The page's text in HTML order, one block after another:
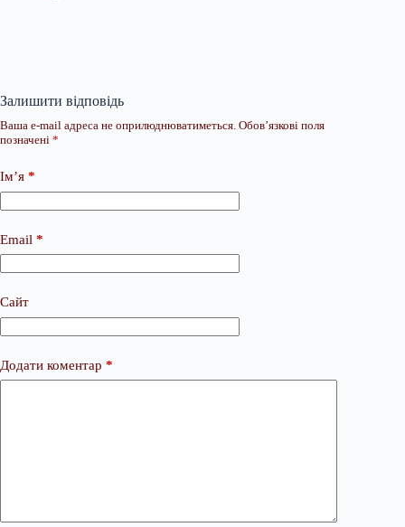
Залишити відповідь
Ваша e-mail адреса не оприлюднюватиметься. Обов’язкові поля
позначені *
Ім’я *
Email *
Сайт
Додати коментар *